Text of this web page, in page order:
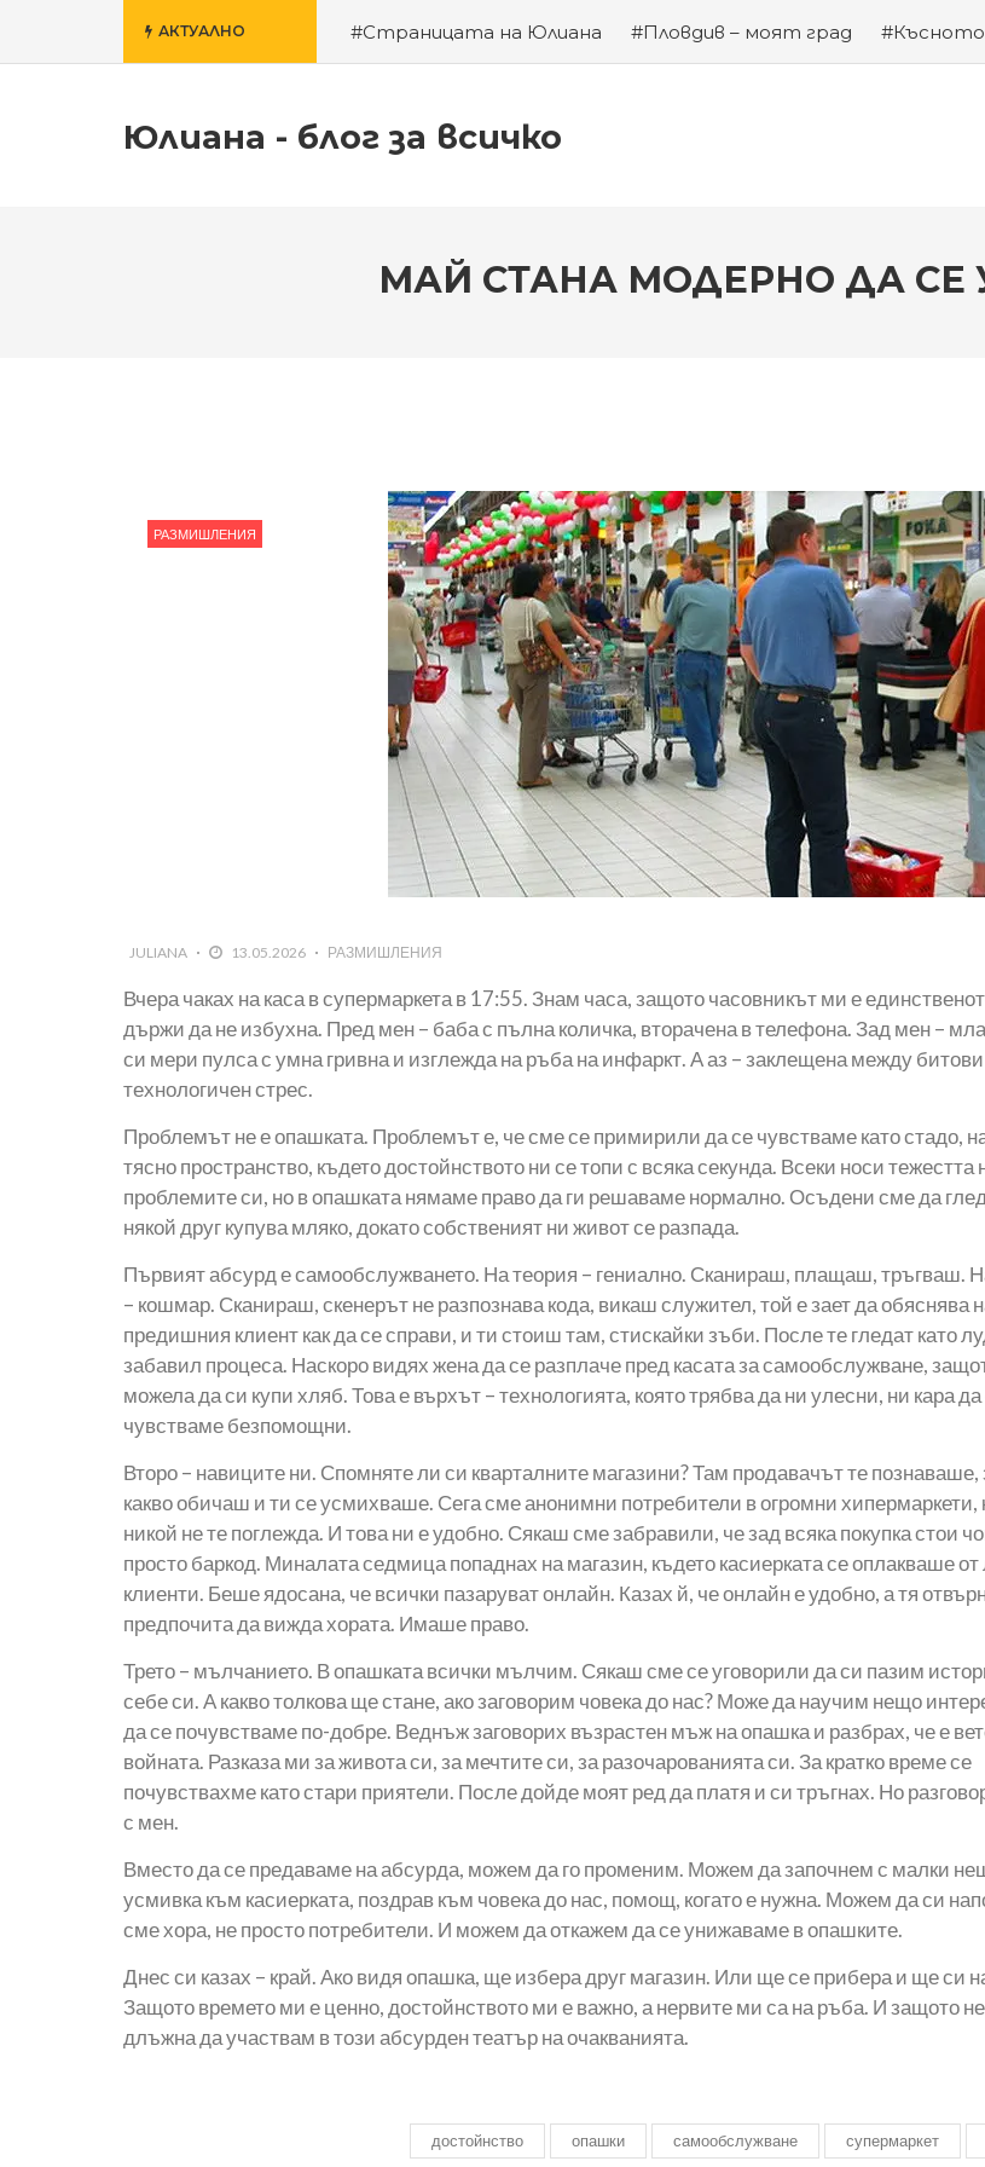
АКТУАЛНО #Страницата на Юлиана #Пловдив – моят град #Късното
училище
#За гроба на Левски #Хубаво местенце в Пловдив
Юлиана - блог за всичко
МАЙ СТАНА МОДЕРНО ДА
РАЗМИШЛЕНИЯ
JULIANA 13.05.2026 РАЗМИШЛЕНИЯ
Вчера чаках на каса в супермаркета в 17:55. Знам часа, защото часовникът ми е
държи да не избухна. Пред мен – баба с пълна количка, вторачена в телефона. Зад мен –
си мери пулса с умна гривна и изглежда на ръба на инфаркт. А аз – заклещена между
технологичен стрес.
Проблемът не е опашката. Проблемът е, че сме се примирили да се чувстваме като стадо,
тясно пространство, където достойнството ни се топи с всяка секунда. Всеки носи тежестта
проблемите си, но в опашката нямаме право да ги решаваме нормално. Осъдени сме да
някой друг купува мляко, докато собственият ни живот се разпада.
Първият абсурд е самообслужването. На теория – гениално. Сканираш, плащаш, тръгваш.
– кошмар. Сканираш, скенерът не разпознава кода, викаш служител, той е зает да обяснява
предишния клиент как да се справи, и ти стоиш там, стискайки зъби. После те гледат като
забавил процеса. Наскоро видях жена да се разплаче пред касата за самообслужване,
можела да си купи хляб. Това е върхът – технологията, която трябва да ни улесни, ни кара да
чувстваме безпомощни.
Второ – навиците ни. Спомняте ли си кварталните магазини? Там продавачът те
какво обичаш и ти се усмихваше. Сега сме анонимни потребители в огромни хипермаркети,
никой не те поглежда. И това ни е удобно. Сякаш сме забравили, че зад всяка покупка стои
просто баркод. Миналата седмица попаднах на магазин, където касиерката се оплакваше от
клиенти. Беше ядосана, че всички пазаруват онлайн. Казах й, че онлайн е удобно, а тя
предпочита да вижда хората. Имаше право.
Трето – мълчанието. В опашката всички мълчим. Сякаш сме се уговорили да си пазим
себе си. А какво толкова ще стане, ако заговорим човека до нас? Може да научим нещо
да се почувстваме по-добре. Веднъж заговорих възрастен мъж на опашка и разбрах, че е
войната. Разказа ми за живота си, за мечтите си, за разочарованията си. За кратко време се
почувствахме като стари приятели. После дойде моят ред да платя и си тръгнах. Но
с мен.
Вместо да се предаваме на абсурда, можем да го променим. Можем да започнем с малки
усмивка към касиерката, поздрав към човека до нас, помощ, когато е нужна. Можем да си
сме хора, не просто потребители. И можем да откажем да се унижаваме в опашките.
Днес си казах – край. Ако видя опашка, ще избера друг магазин. Или ще се прибера и ще си
Защото времето ми е ценно, достойнството ми е важно, а нервите ми са на ръба. И защото
длъжна да участвам в този абсурден театър на очакванията.
достойнство опашки самообслужване супермаркет